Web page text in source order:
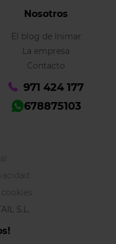
Nosotros
El blog de Inimar
La empresa
Contacto
971 424 177
678875103
S.L.